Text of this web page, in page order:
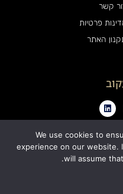
קשר
פרטיות
האתר
פרינדז בע"מ
0
We use cookies to
experience on our website.
will assume